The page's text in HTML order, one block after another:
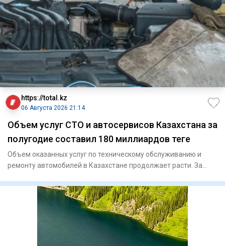
https://total.kz
06 Августа 2026 21:14
Объем услуг СТО и автосервисов Казахстана за
полугодие составил 180 миллиардов теңге
Объем оказанных услуг по техническому обслуживанию и
ремонту автомобилей в Казахстане продолжает расти. За